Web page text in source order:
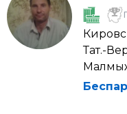
Тат.-